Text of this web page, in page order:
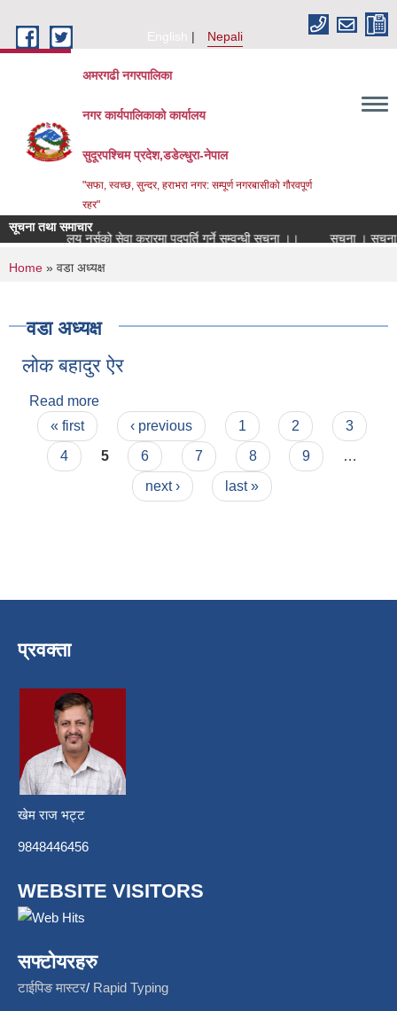
English
Nepali
अमरगढी नगरपालिका
नगर कार्यपालिकाको कार्यालय
सुदूरपश्चिम प्रदेश,डडेल्धुरा-नेपाल
"सफा, स्वच्छ, सुन्दर, हराभरा नगर: सम्पूर्ण नगरबासीको गौरवपूर्ण
रहर"
सूचना तथा समाचार
विद्यालय नर्सको सेवा करारमा पदपूर्ति गर्ने सम्वन्धी सूचना ।।
सूचना । सूचना
You are here
Home » वडा अध्यक्ष
वडा अध्यक्ष
लोक बहादुर ऐर
Read more
Pages
« first ‹ previous 1 2
3
4
5 6 7 8 9
…
next ›
last »
प्रवक्ता
खेम राज भट्ट
9848446456
WEBSITE VISITORS
सफ्टोयरहरु
टाईपिङ मास्टर/ Rapid Typing